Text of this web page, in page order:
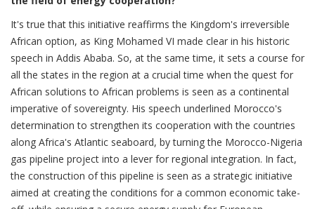
It's true that this initiative reaffirms the Kingdom's irreversible
African option, as King Mohamed VI made clear in his historic
speech in Addis Ababa. So, at the same time, it sets a course for
all the states in the region at a crucial time when the quest for
African solutions to African problems is seen as a continental
imperative of sovereignty. His speech underlined Morocco's
determination to strengthen its cooperation with the countries
along Africa's Atlantic seaboard, by turning the Morocco-Nigeria
gas pipeline project into a lever for regional integration. In fact,
the construction of this pipeline is seen as a strategic initiative
aimed at creating the conditions for a common economic take-